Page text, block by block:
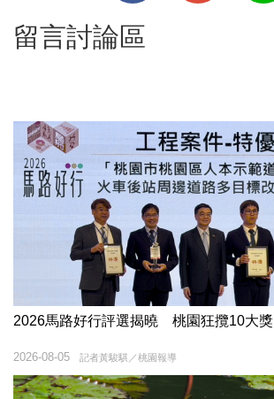
留言討論區
2026馬路好行評選揭曉 桃園狂攬10大獎
記者黃駿騏／桃園報導
2026-08-05